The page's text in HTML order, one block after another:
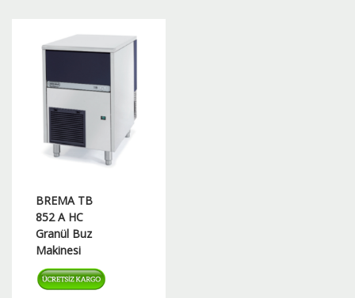
BREMA TB
852 A HC
Granül Buz
Makinesi